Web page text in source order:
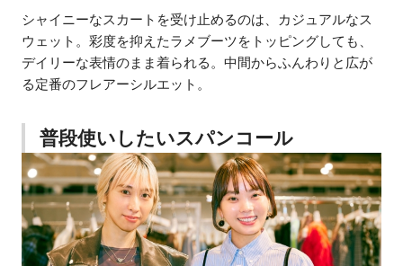
シャイニーなスカートを受け止めるのは、カジュアルなス
ウェット。彩度を抑えたラメブーツをトッピングしても、
デイリーな表情のまま着られる。中間からふんわりと広が
る定番のフレアーシルエット。
普段使いしたいスパンコール